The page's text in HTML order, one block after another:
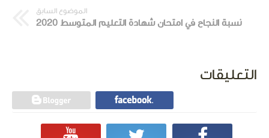
الموضوع السابق
نسبة النجاح في امتحان شهادة التعليم المتوسط 2020
التعليقات